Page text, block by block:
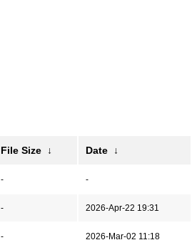
File Size ↓ Date ↓
- -
- 2026-Apr-22 19:31
- 2026-Mar-02 11:18